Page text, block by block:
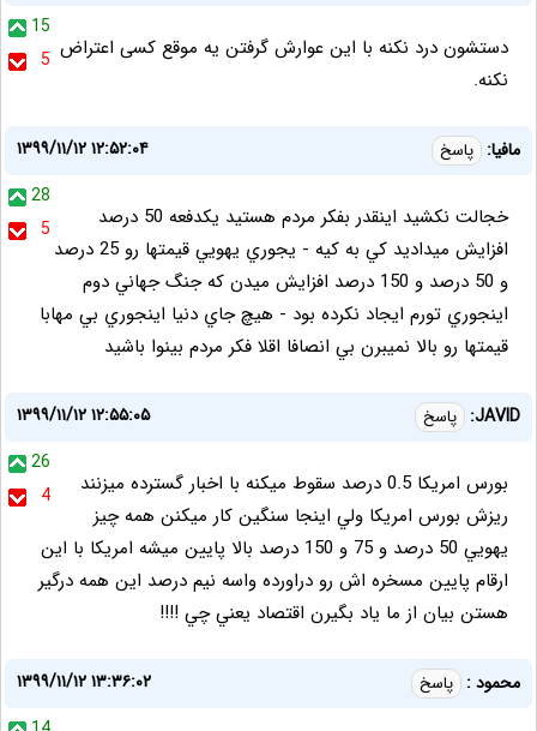
15
5 دستشون درد نکنه با این عوارش گرفتن یه موقع کسی اعتراض
نکنه.
مافيا: پاسخ
۱۳۹۹/۱۱/۱۲ ۱۲:۵۲:۰۴
28
5
خجالت نكشيد اينقدر بفكر مردم هستيد يكدفعه 50 درصد
افزايش ميداديد كي به كيه - يجوري يهويي قيمتها رو 25 درصد
و 50 درصد و 150 درصد افزايش ميدن كه جنگ جهاني دوم
اينجوري تورم ايجاد نكرده بود - هيچ جاي دنيا اينجوري بي مهابا
قيمتها رو بالا نميبرن بي انصافا اقلا فكر مردم بينوا باشيد
JAVID: پاسخ
۱۳۹۹/۱۱/۱۲ ۱۲:۵۵:۰۵
26
4
بورس امريكا 0.5 درصد سقوط ميكنه با اخبار گسترده ميزنند
ريزش بورس امريكا ولي اينجا سنگين كار ميكنن همه چيز
يهويي 50 درصد و 75 و 150 درصد بالا پايين ميشه امريكا با اين
ارقام پايين مسخره اش رو دراورده واسه نيم درصد اين همه درگير
هستن بيان از ما ياد بگيرن اقتصاد يعني چي !!!!
محمود : پاسخ
۱۳۹۹/۱۱/۱۲ ۱۳:۳۶:۰۲